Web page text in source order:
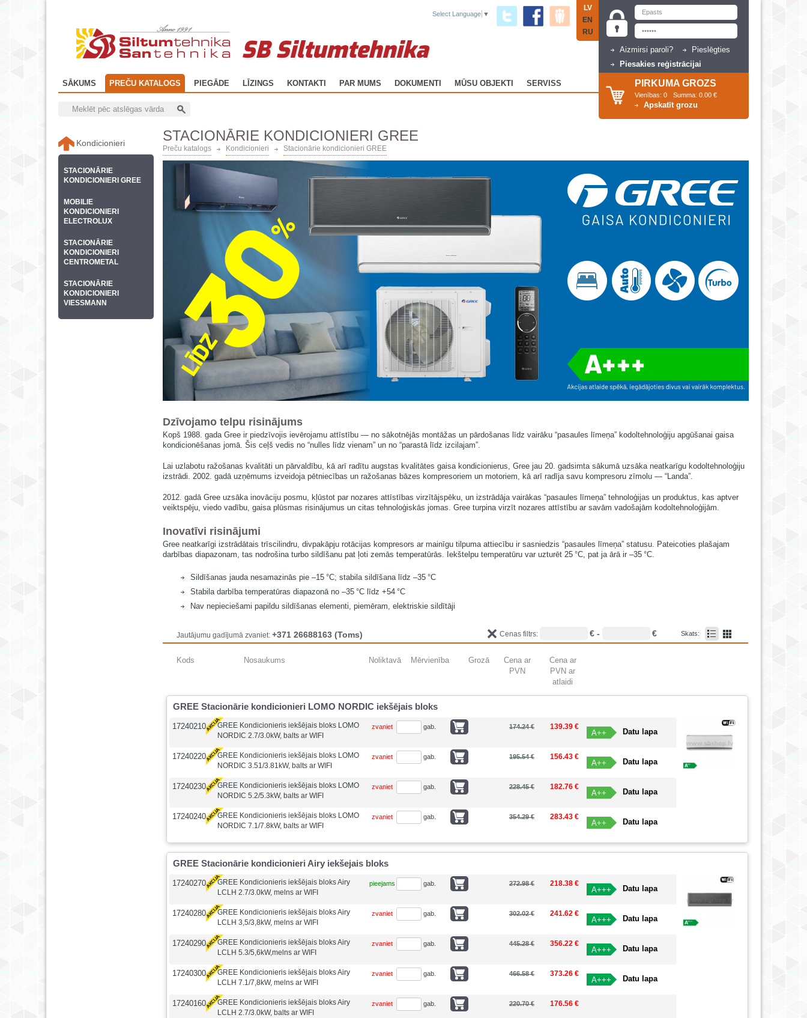
Aizmirsi paroli?
Pieslēgties
Piesakies reģistrācijai
PIRKUMA GROZS
Vienības: 0 Summa: 0.00 €
Apskatīt grozu
SB Siltumtehnika
LV
EN
RU
SĀKUMS PREČU KATALOGS PIEGĀDE LĪZINGS KONTAKTI PAR MUMS DOKUMENTI MŪSU OBJEKTI SERVISS
Select Language ▼
STACIONĀRIE KONDICIONIERI GREE
Preču katalogs Kondicionieri Stacionārie kondicionieri GREE
Dzīvojamo telpu risinājums
Kopš 1988. gada Gree ir piedzīvojis ievērojamu attīstību — no sākotnējās montāžas un pārdošanas līdz vairāku “pasaules līmeņa” kodoltehnoloģiju apgūšanai gaisa
kondicionēšanas jomā. Šis ceļš vedis no “nulles līdz vienam” un no “parastā līdz izcilajam”.
Lai uzlabotu ražošanas kvalitāti un pārvaldību, kā arī radītu augstas kvalitātes gaisa kondicionierus, Gree jau 20. gadsimta sākumā uzsāka neatkarīgu kodoltehnoloģiju
izstrādi. 2002. gadā uzņēmums izveidoja pētniecības un ražošanas bāzes kompresoriem un motoriem, kā arī radīja savu kompresoru zīmolu — “Landa”.
2012. gadā Gree uzsāka inovāciju posmu, kļūstot par nozares attīstības virzītājspēku, un izstrādāja vairākas “pasaules līmeņa” tehnoloģijas un produktus, kas aptver
veiktspēju, viedo vadību, gaisa plūsmas risinājumus un citas tehnoloģiskās jomas. Gree turpina virzīt nozares attīstību ar savām vadošajām kodoltehnoloģijām.
Inovatīvi risinājumi
Gree neatkarīgi izstrādātais trīscilindru, divpakāpju rotācijas kompresors ar mainīgu tilpuma attiecību ir sasniedzis “pasaules līmeņa” statusu. Pateicoties plašajam
darbības diapazonam, tas nodrošina turbo sildīšanu pat ļoti zemās temperatūrās. Iekštelpu temperatūru var uzturēt 25 °C, pat ja ārā ir –35 °C.
Sildīšanas jauda nesamazinās pie –15 °C; stabila sildīšana līdz –35 °C
Stabila darbība temperatūras diapazonā no –35 °C līdz +54 °C
Nav nepieciešami papildu sildīšanas elementi, piemēram, elektriskie sildītāji
Jautājumu gadījumā zvaniet: +371 26688163 (Toms) Skats:
Cenas filtrs: € - €
Kods Nosaukums Noliktavā Mērvienība Grozā
Cena ar
PVN
Cena ar
PVN ar
atlaidi
GREE Stacionārie kondicionieri LOMO NORDIC iekšējais bloks
17240210
GREE Kondicionieris iekšējais bloks LOMO
NORDIC 2.7/3.0kW, balts ar WIFI
zvaniet gab. 174.24 € 139.39 €
Datu lapa
A++
17240220
GREE Kondicionieris iekšējais bloks LOMO
NORDIC 3.51/3.81kW, balts ar WIFI
zvaniet gab. 195.54 € 156.43 €
Datu lapa
A++
17240230
GREE Kondicionieris iekšējais bloks LOMO
NORDIC 5.2/5.3kW, balts ar WIFI
zvaniet gab. 228.45 € 182.76 €
Datu lapa
A++
17240240
GREE Kondicionieris iekšējais bloks LOMO
NORDIC 7.1/7.8kW, balts ar WIFI
zvaniet gab. 354.29 € 283.43 €
Datu lapa
A++
GREE Stacionārie kondicionieri Airy iekšejais bloks
17240270
GREE Kondicionieris iekšējais bloks Airy
LCLH 2.7/3.0kW, melns ar WIFI
pieejams gab. 272.98 € 218.38 €
Datu lapa
A+++
17240280
GREE Kondicionieris iekšējais bloks Airy
LCLH 3,5/3,8kW, melns ar WIFI
zvaniet gab. 302.02 € 241.62 €
Datu lapa
A+++
17240290
GREE Kondicionieris iekšējais bloks Airy
LCLH 5.3/5,6kW,melns ar WIFI
zvaniet gab. 445.28 € 356.22 €
Datu lapa
A+++
17240300
GREE Kondicionieris iekšējais bloks Airy
LCLH 7.1/7,8kW, melns ar WIFI
zvaniet gab. 466.58 € 373.26 €
Datu lapa
A+++
17240160
GREE Kondicionieris iekšējais bloks Airy
LCLH 2.7/3.0kW, balts ar WIFI
zvaniet gab. 220.70 € 176.56 €
Kondicionieri
STACIONĀRIE
KONDICIONIERI GREE
MOBILIE
KONDICIONIERI
ELECTROLUX
STACIONĀRIE
KONDICIONIERI
CENTROMETAL
STACIONĀRIE
KONDICIONIERI
VIESSMANN